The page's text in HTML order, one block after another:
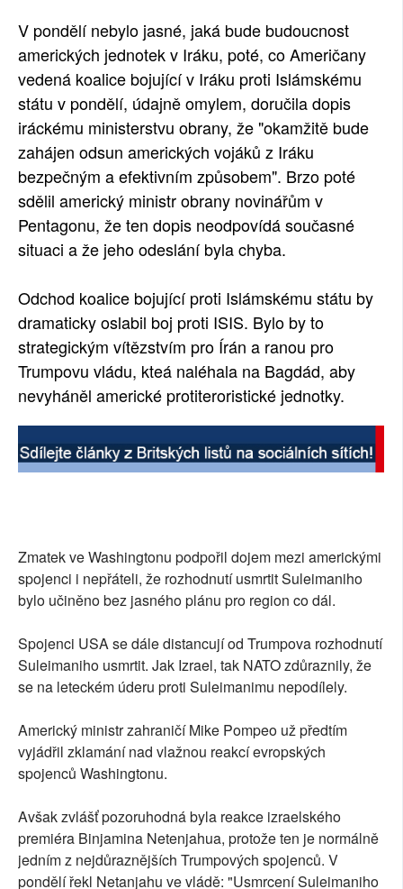
SOCIÁLNÍ SÍTĚ
RUBRIKY
PLNÁ VERZE STRÁNEK
V pondělí nebylo jasné, jaká bude budoucnost
amerických jednotek v Iráku, poté, co Američany
vedená koalice bojující v Iráku proti Islámskému
státu v pondělí, údajně omylem, doručila dopis
iráckému ministerstvu obrany, že "okamžitě bude
zahájen odsun amerických vojáků z Iráku
bezpečným a efektivním způsobem". Brzo poté
sdělil americký ministr obrany novinářům v
Pentagonu, že ten dopis neodpovídá současné
situaci a že jeho odeslání byla chyba.
Odchod koalice bojující proti Islámskému státu by
dramaticky oslabil boj proti ISIS. Bylo by to
strategickým vítězstvím pro Írán a ranou pro
Trumpovu vládu, kteá naléhala na Bagdád, aby
nevyháněl americké protiteroristické jednotky.
Zmatek ve Washingtonu podpořil dojem mezi americkými
spojenci i nepřáteli, že rozhodnutí usmrtit Suleimaniho
bylo učiněno bez jasného plánu pro region co dál.
Spojenci USA se dále distancují od Trumpova rozhodnutí
Suleimaniho usmrtit. Jak Izrael, tak NATO zdůraznily, že
se na leteckém úderu proti Suleimanimu nepodílely.
Americký ministr zahraničí Mike Pompeo už předtím
vyjádřil zklamání nad vlažnou reakcí evropských
spojenců Washingtonu.
Avšak zvlášť pozoruhodná byla reakce izraelského
premiéra Binjamina Netenjahua, protože ten je normálně
jedním z nejdůraznějších Trumpových spojenců. V
pondělí řekl Netanjahu ve vládě: "Usmrcení Suleimaniho